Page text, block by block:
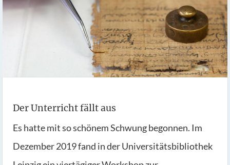
Der Unterricht fällt aus
Es hatte mit so schönem Schwung begonnen. Im
Dezember 2019 fand in der Universitätsbibliothek